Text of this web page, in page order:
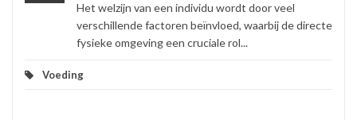
Het welzijn van een individu wordt door veel
verschillende factoren beïnvloed, waarbij de directe
fysieke omgeving een cruciale rol...
Voeding